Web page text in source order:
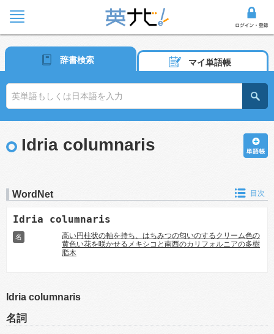
辞書検索 マイ単語帳
Idria columnaris
WordNet 目次
Idria columnaris
名
高い円柱状の軸を持ち、はちみつの匂いのするクリーム色の
黄色い花を咲かせるメキシコと南西のカリフォルニアの多樹
脂木
Idria columnaris
名詞